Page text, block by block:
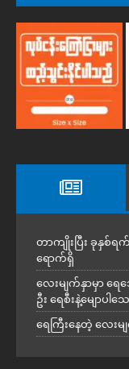
တာကျိုးပြီး ခုနှစ်ရ
ရောက်ရှိ
လေးမျက်နှာမှာ ရ
ဦး ရေစီးနဲ့မျောပါ
ရေကြီးနေတဲ့ လေး